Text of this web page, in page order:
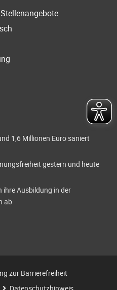
1,6 Millionen Euro saniert
gestern und heute
Ausbildung in der
ab
zur Barrierefreiheit